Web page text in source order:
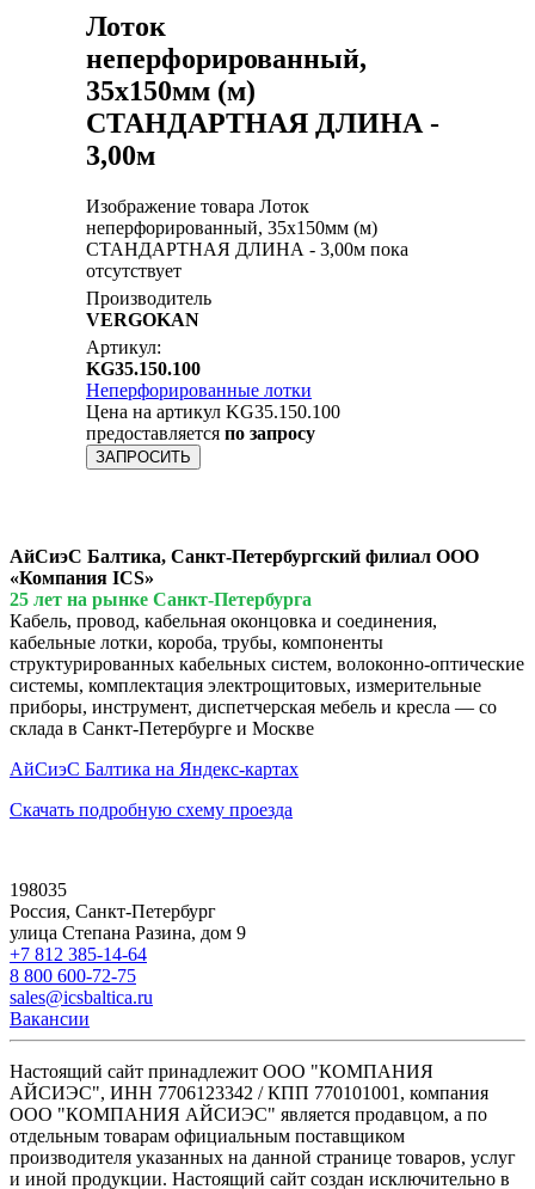
Лоток
неперфорированный,
35x150мм (м)
СТАНДАРТНАЯ ДЛИНА -
3,00м
Изображение товара Лоток
неперфорированный, 35x150мм (м)
СТАНДАРТНАЯ ДЛИНА - 3,00м пока
отсутствует
Производитель
VERGOKAN
Артикул:
KG35.150.100
Неперфорированные лотки
Цена на артикул KG35.150.100
предоставляется по запросу
ЗАПРОСИТЬ
АйСиэС Балтика, Санкт-Петербургский филиал ООО
«Компания ICS»
25 лет на рынке Санкт-Петербурга
Кабель, провод, кабельная оконцовка и соединения,
кабельные лотки, короба, трубы, компоненты
структурированных кабельных систем, волоконно-оптические
системы, комплектация электрощитовых, измерительные
приборы, инструмент, диспетчерская мебель и кресла — со
склада в Санкт-Петербурге и Москве
АйСиэС Балтика на Яндекс-картах
Скачать подробную схему проезда
198035
Россия, Санкт-Петербург
улица Степана Разина, дом 9
+7 812 385-14-64
8 800 600-72-75
sales@icsbaltica.ru
Вакансии
Настоящий сайт принадлежит ООО "КОМПАНИЯ
АЙСИЭС", ИНН 7706123342 / КПП 770101001, компания
ООО "КОМПАНИЯ АЙСИЭС" является продавцом, а по
отдельным товарам официальным поставщиком
производителя указанных на данной странице товаров, услуг
и иной продукции. Настоящий сайт создан исключительно в